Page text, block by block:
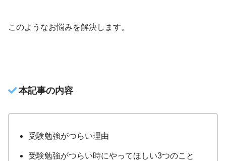
このようなお悩みを解決します。
本記事の内容
受験勉強がつらい理由
受験勉強がつらい時にやってほしい3つのこと